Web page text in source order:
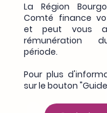
La Région
Comté finance
et peut vous
rémunération
période.
Pour plus
sur le bouton